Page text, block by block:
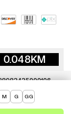
M G GG
0.048 KM
-